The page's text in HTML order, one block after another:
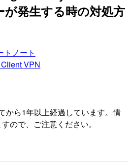
発生する時の対処方
トノート
VPN
から1年以上経過しています。情
ので、ご注意ください。